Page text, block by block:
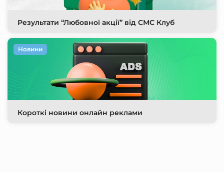
Результати “Любовної акції” від СМС Клуб
Короткі новини онлайн реклами
Новини